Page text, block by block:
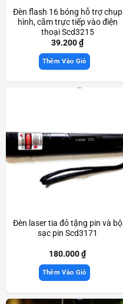
Đèn flash 16 bóng hỗ trợ chụp
hình, cắm trực tiếp vào điện
thoại Scd3215
39.200₫
Thêm Vào Giỏ
Đèn laser tia đỏ tặng pin và bộ
sạc pin Scd3171
180.000₫
Thêm Vào Giỏ